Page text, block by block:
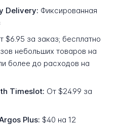
Delivery: Фиксированная
$6.95 за заказ; бесплатно
небольших товаров на
более до расходов на
Timeslot: От $24.99 за
Plus: $40 на 12